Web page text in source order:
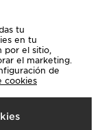
tu
en tu
por el sitio,
el marketing.
de
cookies